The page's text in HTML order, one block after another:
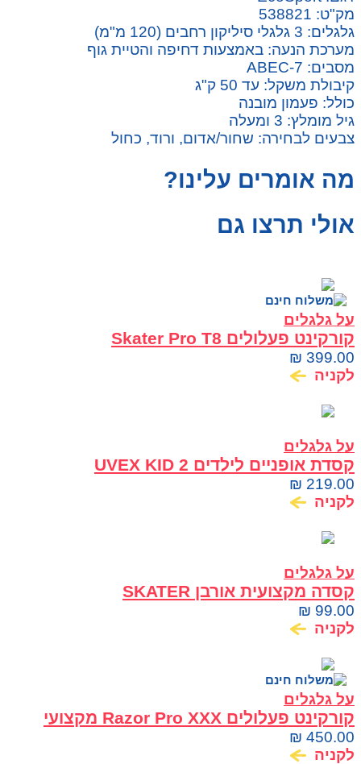
מק"ט: 538821
גלגלים: 3 גלגלי סיליקון רחבים (120 מ"מ)
מערכת הנעה: באמצעות דחיפה והטיית גוף
מסבים: ABEC-7
קיבולת משקל: עד 50 ק"ג
כולל: פעמון מובנה
גיל מומלץ: 3 ומעלה
צבעים לבחירה: שחור/אדום, ורוד, כחול
מה אומרים עלינו?
אולי תרצו גם
על גלגלים
קורקינט פעלולים Skater Pro T8
₪ 399.00
לקניה
על גלגלים
קסדת אופניים לילדים UVEX KID 2
₪ 219.00
לקניה
על גלגלים
קסדה מקצועית אורבן SKATER
₪ 99.00
לקניה
על גלגלים
קורקינט פעלולים Razor Pro XXX מקצועי
לפריסטייל וסקייטפארק
₪ 450.00
לקניה